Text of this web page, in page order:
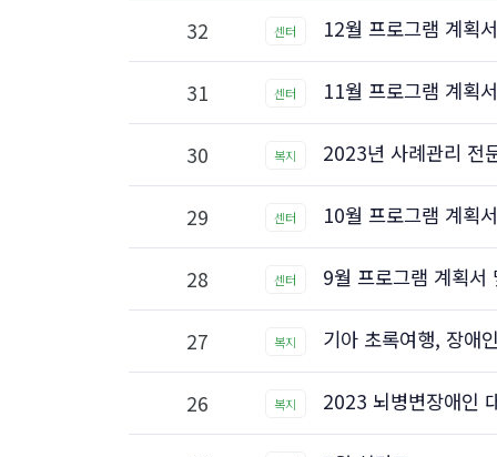
32 센터 12월 프로그램 계획
31 센터 11월 프로그램 계획
30 복지 2023년 사례관리 전
29 센터 10월 프로그램 계획
28 센터 9월 프로그램 계획서
27 복지 기아 초록여행, 장애
26 복지 2023 뇌병변장애인